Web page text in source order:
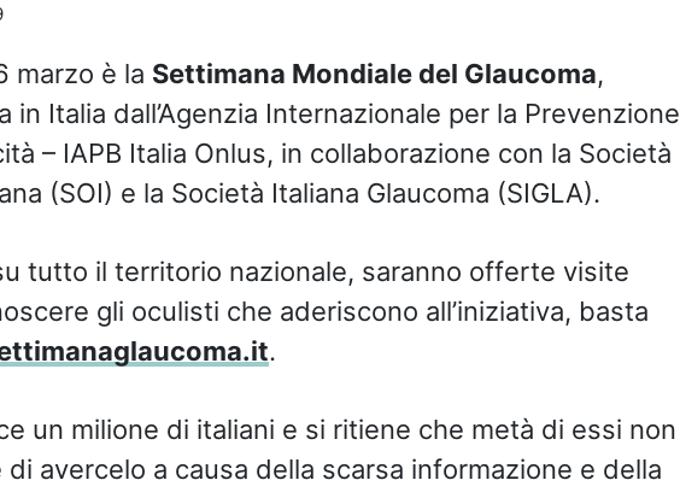
marzo è la Settimana Mondiale del Glaucoma,
in Italia dall’Agenzia Internazionale per la Prevenzione
– IAPB Italia Onlus, in collaborazione con la Società
(SOI) e la Società Italiana Glaucoma (SIGLA).
tutto il territorio nazionale, saranno offerte visite
gli oculisti che aderiscono all’iniziativa, basta
.
un milione di italiani e si ritiene che metà di essi non
di avercelo a causa della scarsa informazione e della